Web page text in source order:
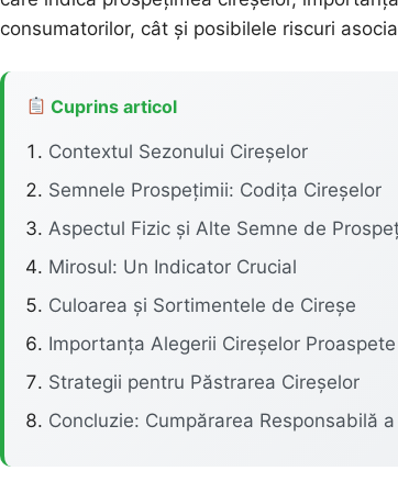
consumatorilor, cât și posibilele riscuri
Cuprins articol
Contextul Sezonului Cireșelor
Semnele Prospețimii: Codița Cireșelor
Aspectul Fizic și Alte Semne de
Mirosul: Un Indicator Crucial
Culoarea și Sortimentele de Cireșe
Importanța Alegerii Cireșelor
Strategii pentru Păstrarea Cireșelor
Concluzie: Cumpărarea Responsabilă